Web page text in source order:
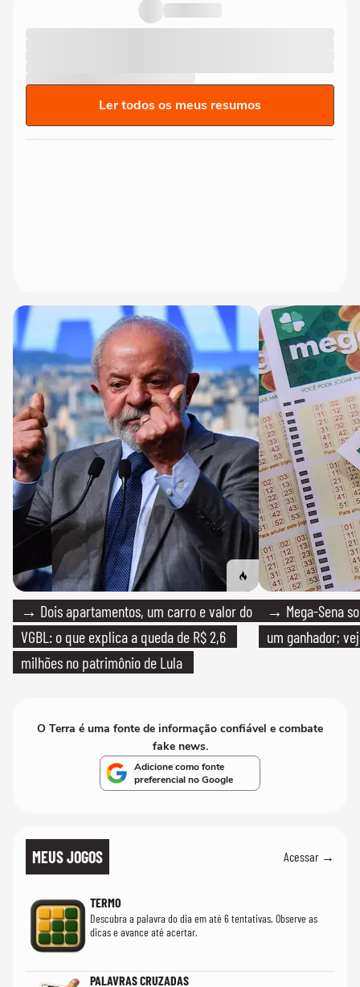
Ler todos os meus resumos
→ Dois apartamentos, um carro e valor do
VGBL: o que explica a queda de R$ 2,6
milhões no patrimônio de Lula
→ Mega-Sena
um ganhador;
O Terra é uma fonte de informação confiável e combate
fake news.
Adicione como fonte
preferencial no Google
MEUS JOGOS Acessar →
TERMO
Descubra a palavra do dia em até 6 tentativas. Observe as
dicas e avance até acertar.
PALAVRAS CRUZADAS